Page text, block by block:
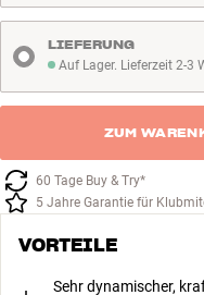
Auf Lager. Lieferzeit 2-3 Werktage
Auf Lager. Lieferzeit 2-3
LIEFERUNG
ZUM
60 Tage Buy & Try*
5 Jahre Garantie für
VORTEILE
Sehr dynamischer,